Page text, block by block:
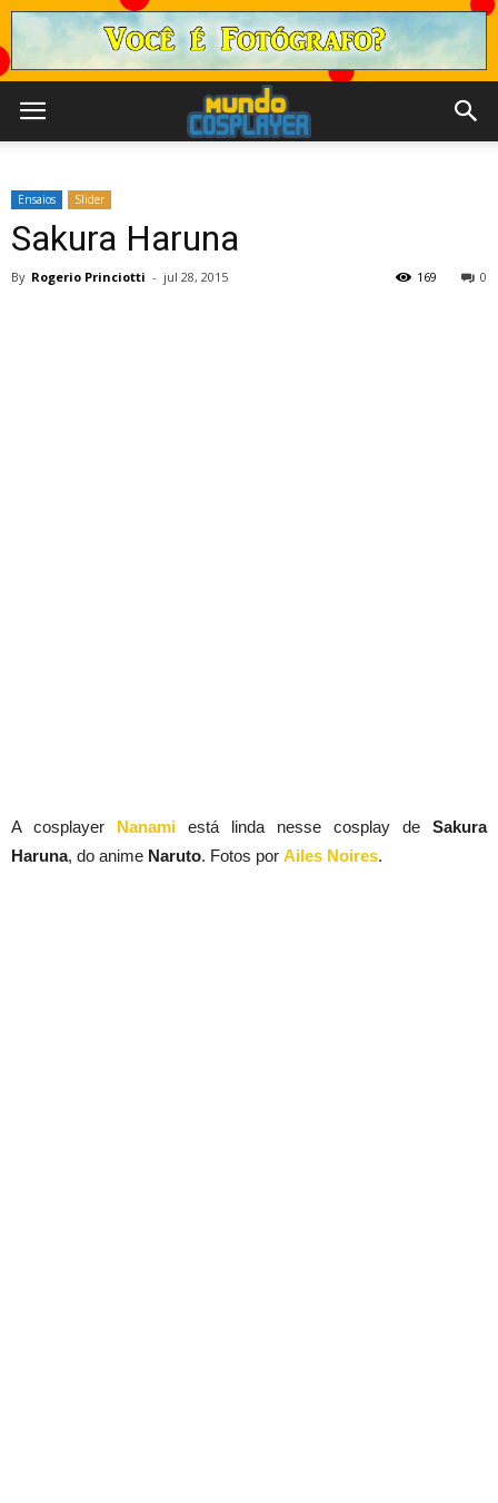
Ensaios Slider
Sakura Haruna
By Rogerio Princiotti - jul 28, 2015 0
169
A cosplayer Nanami está linda nesse cosplay de Sakura
Haruna, do anime Naruto. Fotos por Ailes Noires.